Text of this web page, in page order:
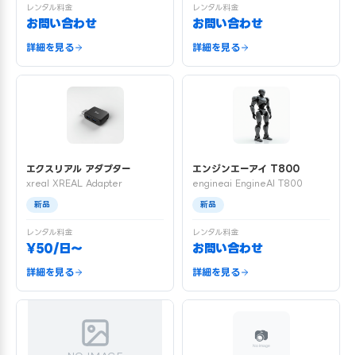
レンタル料金
お問い合わせ
詳細を見る
レンタル料金
お問い合わせ
詳細を見る
エクスリアル アダプター
xreal XREAL Adapter
新品
レンタル料金
¥50/日〜
詳細を見る
エンジンエーアイ T800
engineai EngineAI T800
新品
レンタル料金
お問い合わせ
詳細を見る